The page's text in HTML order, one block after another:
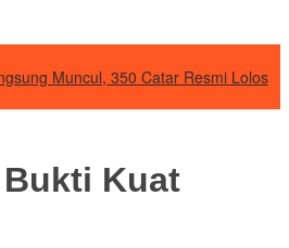
Muncul, 350 Catar Resmi Lolos
Kuat